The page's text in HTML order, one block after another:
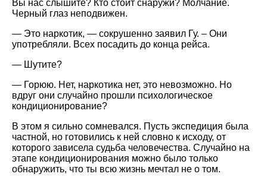
Вы нас слышите? Кто стоит снаружи? Молчание.
Черный глаз неподвижен.
— Это наркотик, — сокрушенно заявил Гу. – Они
употребляли. Всех посадить до конца рейса.
— Шутите?
— Горюю. Нет, наркотика нет, это невозможно. Но
вдруг они случайно прошли психологическое
кондиционирование?
В этом я сильно сомневался. Пусть экспедиция была
частной, но готовились к ней словно к исходу, от
которого зависела судьба человечества. Случайно на
этапе кондиционирования можно было только
обнаружить, что ты всю жизнь мечтал не о том.